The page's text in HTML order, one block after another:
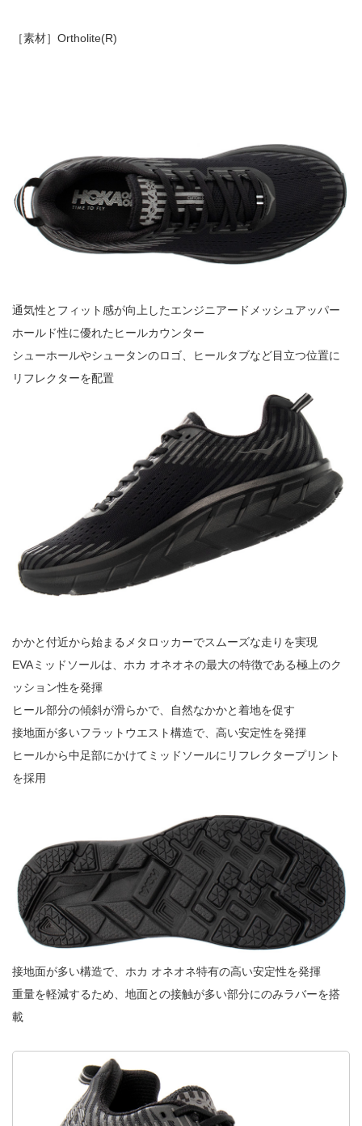
［素材］ Ortholite(R)
通気性とフィット感が向上したエンジニアードメッシュアッパー
ホールド性に優れたヒールカウンター
シューホールやシュータンのロゴ、ヒールタブなど目立つ位置に
リフレクターを配置
かかと付近から始まるメタロッカーでスムーズな走りを実現
EVAミッドソールは、ホカ オネオネの最大の特徴である極上のク
ッション性を発揮
ヒール部分の傾斜が滑らかで、自然なかかと着地を促す
接地面が多いフラットウエスト構造で、高い安定性を発揮
ヒールから中足部にかけてミッドソールにリフレクタープリント
を採用
接地面が多い構造で、ホカ オネオネ特有の高い安定性を発揮
重量を軽減するため、地面との接触が多い部分にのみラバーを搭
載